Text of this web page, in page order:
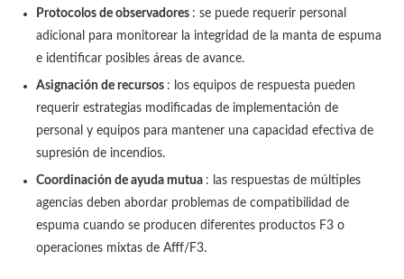
Protocolos de observadores : se puede requerir personal
adicional para monitorear la integridad de la manta de espuma
e identificar posibles áreas de avance.
Asignación de recursos : los equipos de respuesta pueden
requerir estrategias modificadas de implementación de
personal y equipos para mantener una capacidad efectiva de
supresión de incendios.
Coordinación de ayuda mutua : las respuestas de múltiples
agencias deben abordar problemas de compatibilidad de
espuma cuando se producen diferentes productos F3 o
operaciones mixtas de Afff/F3.